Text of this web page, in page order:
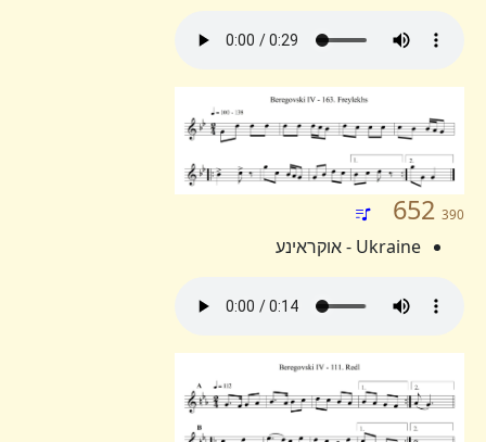
652 390
Ukraine - אוקראינע